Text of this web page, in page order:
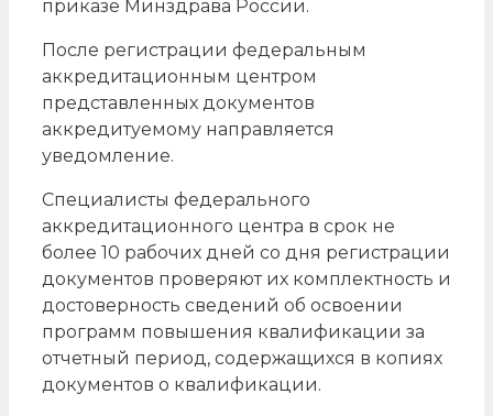
приказе Минздрава России.
После регистрации федеральным
аккредитационным центром
представленных документов
аккредитуемому направляется
уведомление.
Специалисты федерального
аккредитационного центра в срок не
более 10 рабочих дней со дня регистрации
документов проверяют их комплектность и
достоверность сведений об освоении
программ повышения квалификации за
отчетный период, содержащихся в копиях
документов о квалификации.